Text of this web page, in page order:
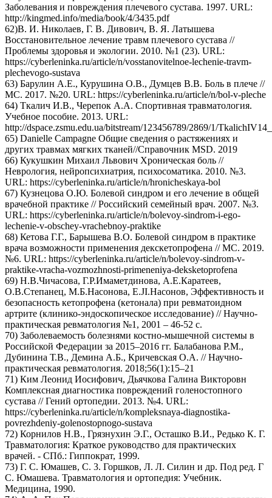
Заболевания и повреждения плечевого сустава. 1997. URL:
http://kingmed.info/media/book/4/3435.pdf
62)В. И. Николаев, Г. В. Дивович, В. Я. Латышева
Восстановительное лечение травм плечевого сустава //
Проблемы здоровья и экологии. 2010. №1 (23). URL:
https://cyberleninka.ru/article/n/vosstanovitelnoe-lechenie-travm-
plechevogo-sustava
63) Барулин А.Е., Курушина О.В., Думцев В.В. Боль в плече //
МС. 2017. №20. URL: https://cyberleninka.ru/article/n/bol-v-pleche
64) Ткалич И.В., Черепок А.А. Спортивная травматология.
Учебное пособие. 2013. URL:
http://dspace.zsmu.edu.ua/bitstream/123456789/2869/1/
65) Danielle Campagne Общие сведения о растяжениях и
других травмах мягких тканей//Справочник MSD. 2019
66) Кукушкин Михаил Львович Хроническая боль //
Неврология, нейропсихиатрия, психосоматика. 2010. №3.
URL: https://cyberleninka.ru/article/n/hronicheskaya-bol
67) Кузнецова О.Ю. Болевой синдром и его лечение в общей
врачебной практике // Российский семейный врач. 2007. №3.
URL: https://cyberleninka.ru/article/n/bolevoy-sindrom-i-ego-
lechenie-v-obschey-vrachebnoy-praktike
68) Кетова Г.Г., Барышева В.О. Болевой синдром в практике
врача возможности применения декскетопрофена // МС. 2019.
№6. URL: https://cyberleninka.ru/article/n/bolevoy-sindrom-v-
praktike-vracha-vozmozhnosti-primeneniya-deksketoprofena
69) Н.В.Чичасова, Г.Р.Имаметдинова, А.Е.Каратеев,
О.В.Степанец, М.Б.Насонова, E.JI.Насонов, Эффективность и
безопасность кетопрофена (кетонала) при ревматоидном
артрите (клинико-эндоскопическое исследование) // Научно-
практическая ревматология №1, 2001 – 46-52 с.
70) Заболеваемость болезнями костно-мышечной системы в
Российской Федерации за 2015–2016 гг. Балабанова Р.М.,
Дубинина Т.В., Демина А.Б., Кричевская О.А. // Научно-
практическая ревматология. 2018;56(1):15–21
71) Ким Леонид Иосифович, Дьячкова Галина Викторовн
Комплексная диагностика повреждений голеностопного
сустава // Гений ортопедии. 2013. №4. URL:
https://cyberleninka.ru/article/n/kompleksnaya-diagnostika-
povrezhdeniy-golenostopnogo-sustava
72) Корнилов Н.В., Грязнухин Э.Г., Осташко В.И., Редько К. Г.
Травматология: Краткое руководство для практических
врачей. - СПб.: Гиппократ, 1999.
73) Г. С. Юмашев, С. 3. Горшков, Л. Л. Силин и др. Под ред. Г
С. Юмашева. Травматология и ортопедия: Учебник.
Медицина, 1990.